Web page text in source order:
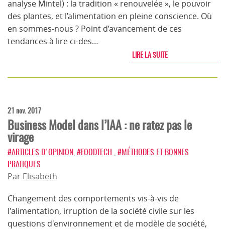
analyse Mintel) : la tradition « renouvelée », le pouvoir
des plantes, et l’alimentation en pleine conscience. Où
en sommes-nous ? Point d’avancement de ces
tendances à lire ci-des…
LIRE LA SUITE
21 nov. 2017
Business Model dans l’IAA : ne ratez pas le
virage
#ARTICLES D'OPINION #FOODTECH #MÉTHODES ET BONNES
PRATIQUES
Par Elisabeth
Changement des comportements vis-à-vis de
l'alimentation, irruption de la société civile sur les
questions d'environnement et de modèle de société,